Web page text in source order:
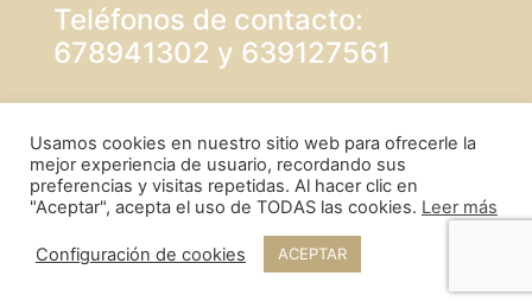
Teléfonos de contacto:
678941302 y 639127561
PROTECCIÓN DE DATOS
POLÍTICA DE COOKIES
Usamos cookies en nuestro sitio web para ofrecerle la
mejor experiencia de usuario, recordando sus
preferencias y visitas repetidas. Al hacer clic en
"Aceptar", acepta el uso de TODAS las cookies. Leer más
Configuración de cookies ACEPTAR